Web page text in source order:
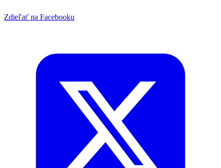
Zdieľať na Facebooku